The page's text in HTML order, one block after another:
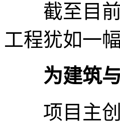
截至目前
工程犹如一
为建筑
项目主创